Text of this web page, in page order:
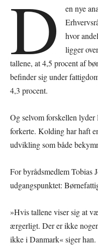
D
en nye
hvor
ligger
tallene, at 4,5 procent af
befinder sig under
4,3 procent.
Og selvom forskellen
forkerte. Kolding har haft
udvikling som både
For byrådsmedlem Tobias
udgangspunktet:
»Hvis tallene viser sig at
ærgerligt. Der er ikke
ikke i Danmark« siger han.